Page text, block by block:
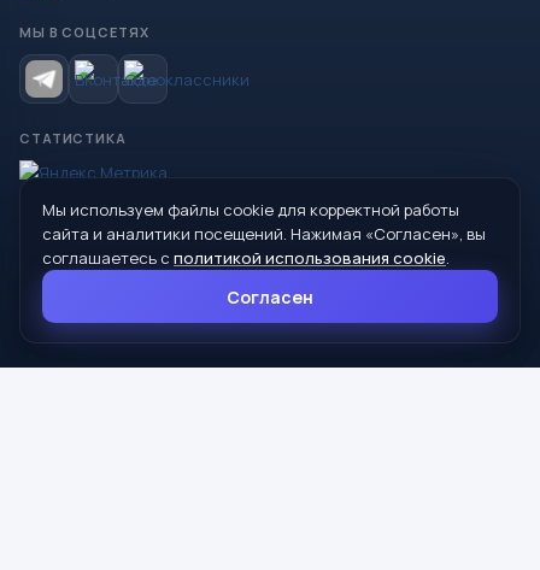
МЫ В СОЦСЕТЯХ
СТАТИСТИКА
© 2026 Управление образования Администрации МО
Сухой Лог
624800, Свердловская область, г. Сухой Лог, ул. Кирова, дом 7
8 (34373) 4-33-85
Мы используем файлы cookie для корректной работы
сайта и аналитики посещений. Нажимая «Согласен», вы
соглашаетесь с политикой использования cookie.
Согласен